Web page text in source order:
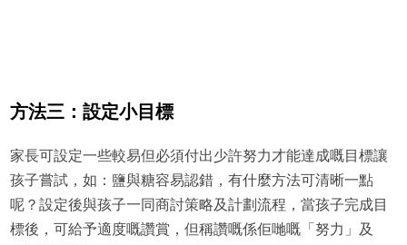
方法三：設定小目標
家長可設定一些較易但必須付出少許努力才能達成嘅目標讓
孩子嘗試，如：鹽與糖容易認錯，有什麼方法可清晰一點
呢？設定後與孩子一同商討策略及計劃流程，當孩子完成目
標後，可給予適度嘅讚賞，但稱讚嘅係佢哋嘅「努力」及